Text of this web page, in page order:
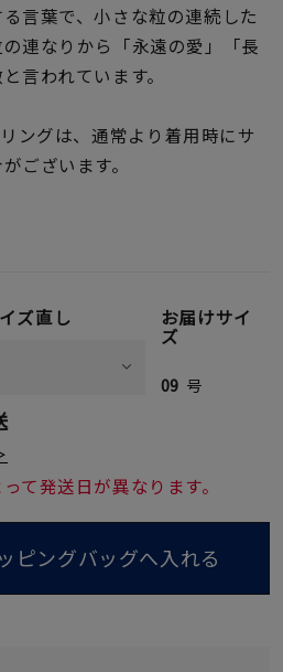
る言葉で、小さな粒の連続した
連なりから「永遠の愛」「長
言われています。
ングは、通常より着用時にサ
ございます。
ズ直し お届けサイ
ズ
09 号
て発送日が異なります。
ピングバッグへ入れる